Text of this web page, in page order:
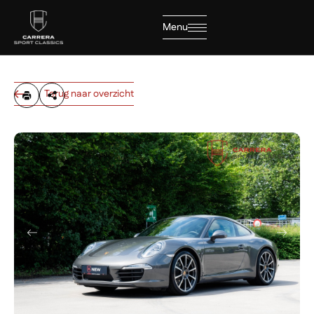
Menu
Sluiten
Home
Collectie
Diensten
Over ons
Terug naar overzicht